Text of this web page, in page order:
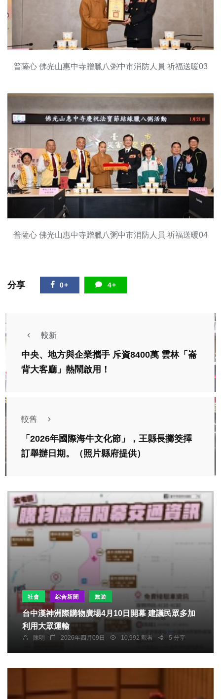
普薩心 佛光山惠中寺贈臘八粥中市消防人員 祈福送暖03
普薩心 佛光山惠中寺贈臘八粥中市消防人員 祈福送暖04
分享 0+ 4+
較新
中央、地方與企業攜手 斥資8400萬 雲林「崙
背大客廳」熱鬧啟用！
較舊
「2026年國際海牛文化節」，王縣長擲筊擇
訂舉辦日期。（照片縣府提供）
社會 綜合新聞 旅遊
台中漢神洲際購物廣場4月10日開幕 建議民眾多加
利用大眾運輸
陳明 2026年四月09日 10,992 觀看 5 分享